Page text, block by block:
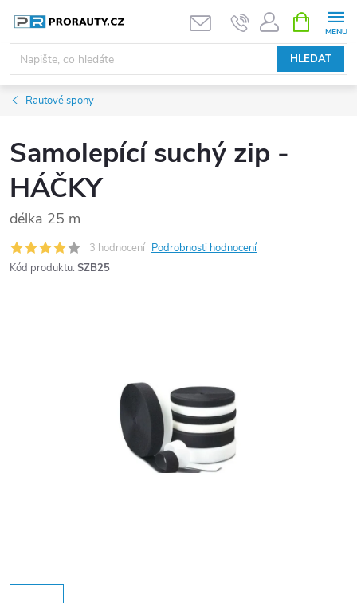
obsah
HLEDAT
NÁKUPNÍ
KOŠÍK
Rautové spony
Samolepící suchý zip -
HÁČKY
délka 25 m
3 hodnocení Podrobnosti hodnocení
Kód produktu: SZB25